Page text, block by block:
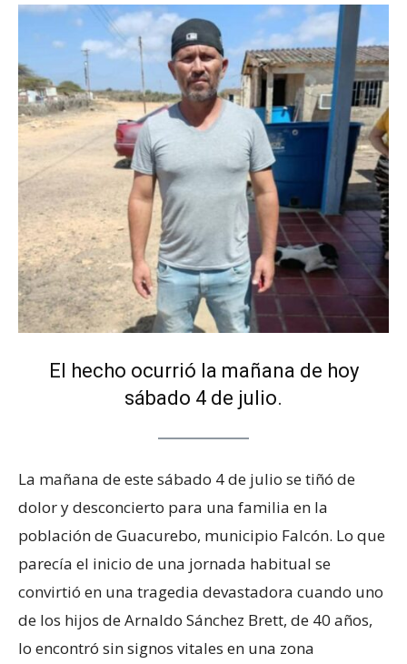
El hecho ocurrió la mañana de hoy
sábado 4 de julio.
La mañana de este sábado 4 de julio se tiñó de
dolor y desconcierto para una familia en la
población de Guacurebo, municipio Falcón. Lo que
parecía el inicio de una jornada habitual se
convirtió en una tragedia devastadora cuando uno
de los hijos de Arnaldo Sánchez Brett, de 40 años,
lo encontró sin signos vitales en una zona